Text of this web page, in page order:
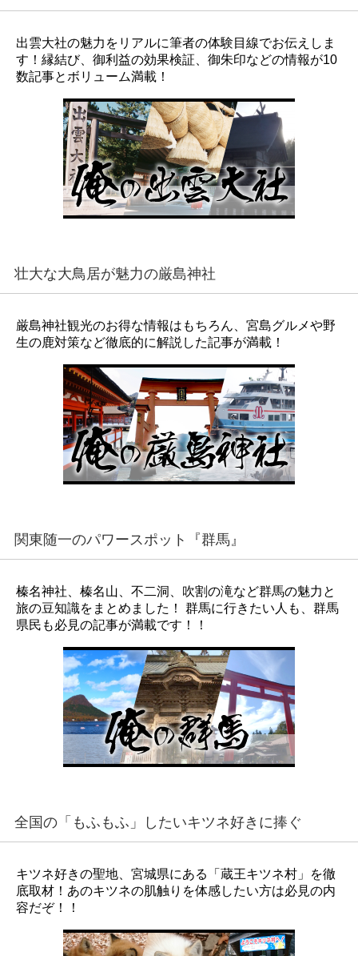
出雲大社の魅力をリアルに筆者の体験目線でお伝えしま
す！縁結び、御利益の効果検証、御朱印などの情報が10
数記事とボリューム満載！
壮大な大鳥居が魅力の厳島神社
厳島神社観光のお得な情報はもちろん、宮島グルメや野
生の鹿対策など徹底的に解説した記事が満載！
関東随一のパワースポット『群馬』
榛名神社、榛名山、不二洞、吹割の滝など群馬の魅力と
旅の豆知識をまとめました！ 群馬に行きたい人も、群馬
県民も必見の記事が満載です！！
全国の「もふもふ」したいキツネ好きに捧ぐ
キツネ好きの聖地、宮城県にある「蔵王キツネ村」を徹
底取材！あのキツネの肌触りを体感したい方は必見の内
容だぞ！！